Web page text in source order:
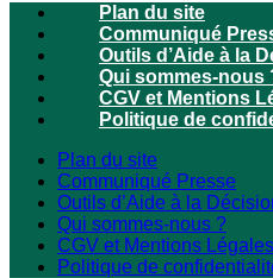
Plan du site
Communiqué
Outils d’Aide à la
Qui sommes-nous
CGV et Mentions
Politique de
Plan du site
Communiqué Presse
Outils d’Aide à la
Qui sommes-nous ?
CGV et Mentions Légales
Politique de